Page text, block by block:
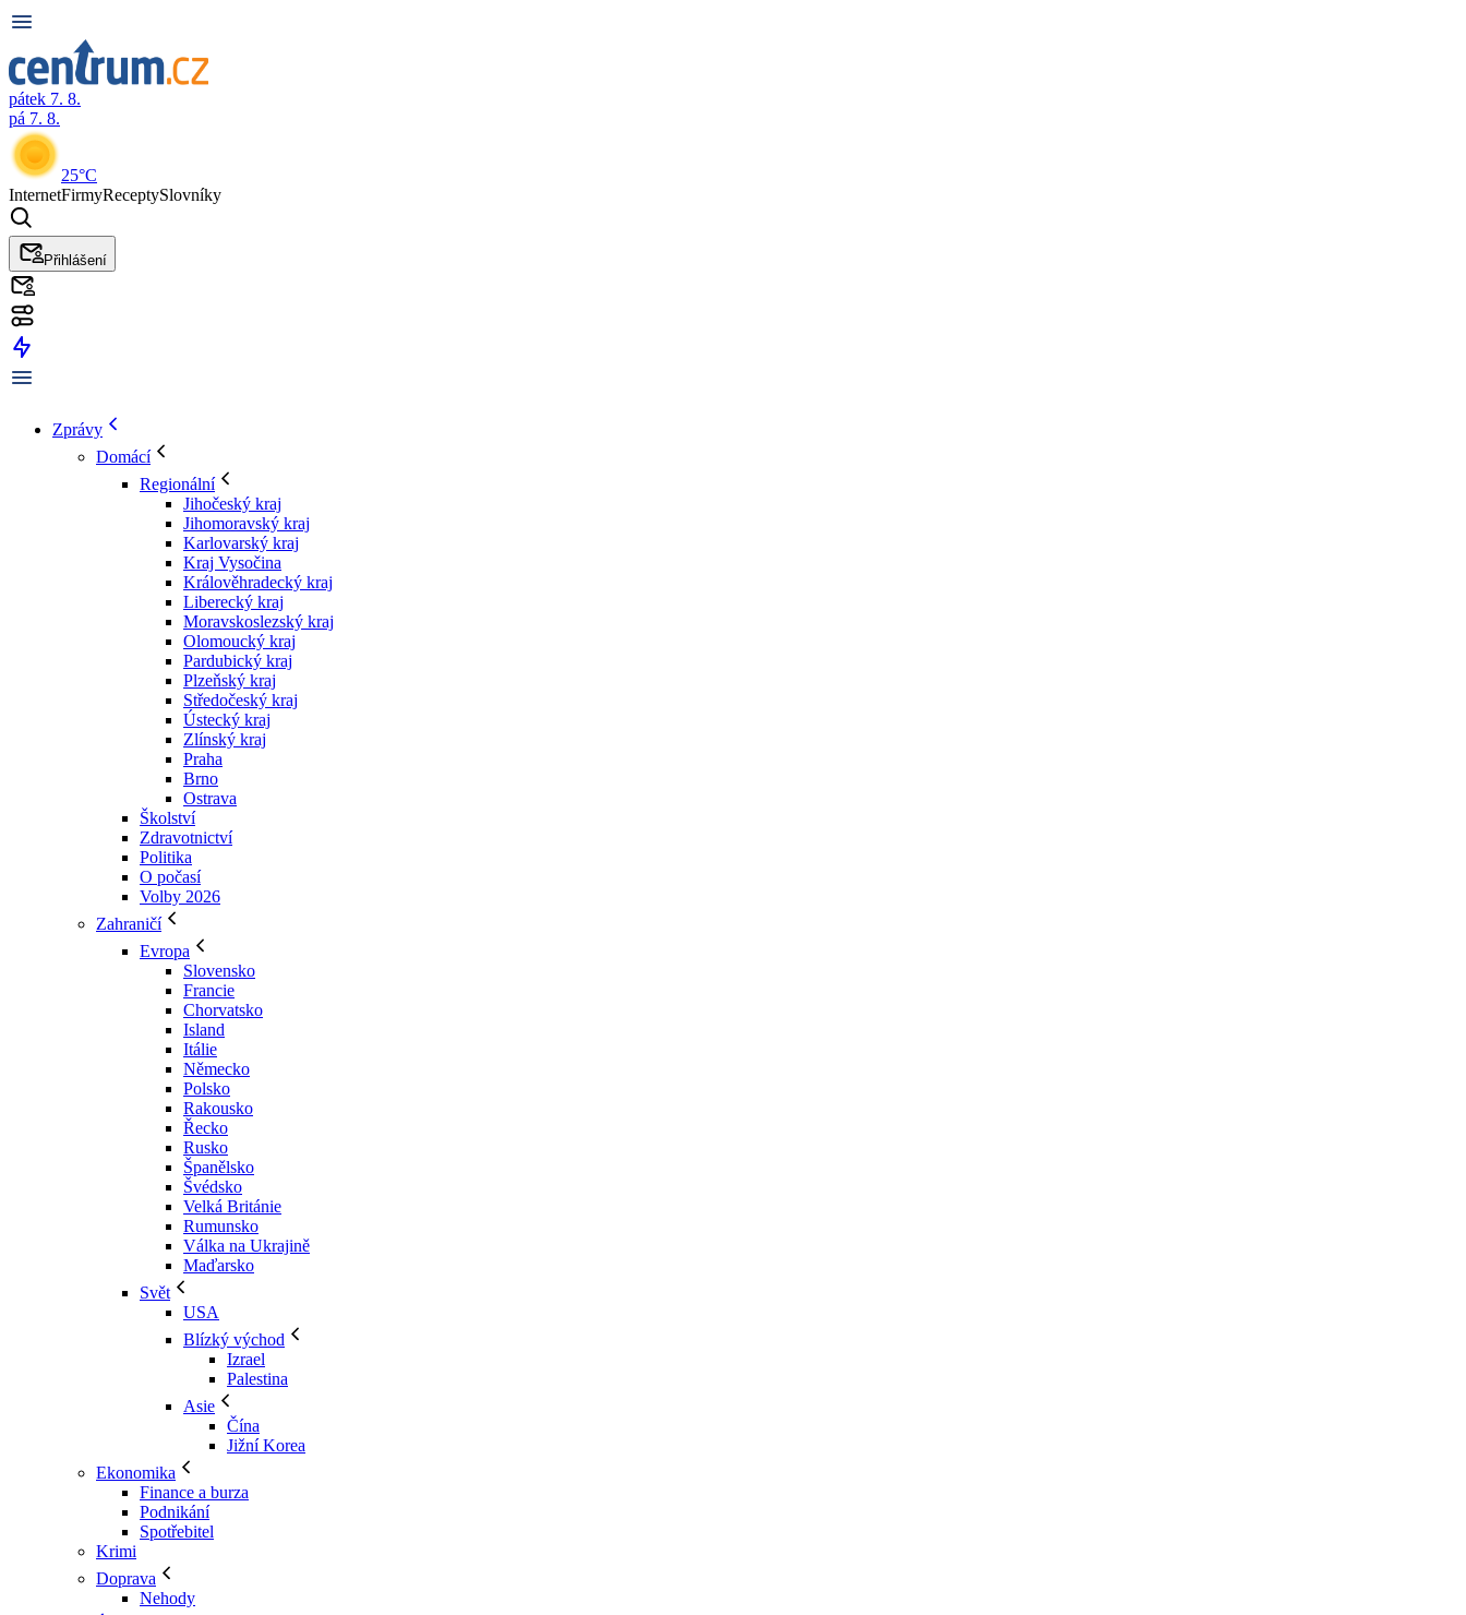
pátek 7. 8.
pá 7. 8.
25°C
InternetFirmyReceptySlovníky
Přihlášení
Zprávy
Domácí
Regionální
Jihočeský kraj
Jihomoravský kraj
Karlovarský kraj
Kraj Vysočina
Králověhradecký kraj
Liberecký kraj
Moravskoslezský kraj
Olomoucký kraj
Pardubický kraj
Plzeňský kraj
Středočeský kraj
Ústecký kraj
Zlínský kraj
Praha
Brno
Ostrava
Školství
Zdravotnictví
Politika
O počasí
Volby 2026
Zahraničí
Evropa
Slovensko
Francie
Chorvatsko
Island
Itálie
Německo
Polsko
Rakousko
Řecko
Rusko
Španělsko
Švédsko
Velká Británie
Rumunsko
Válka na Ukrajině
Maďarsko
Svět
USA
Blízký východ
Izrael
Palestina
Asie
Čína
Jižní Korea
Ekonomika
Finance a burza
Podnikání
Spotřebitel
Krimi
Doprava
Nehody